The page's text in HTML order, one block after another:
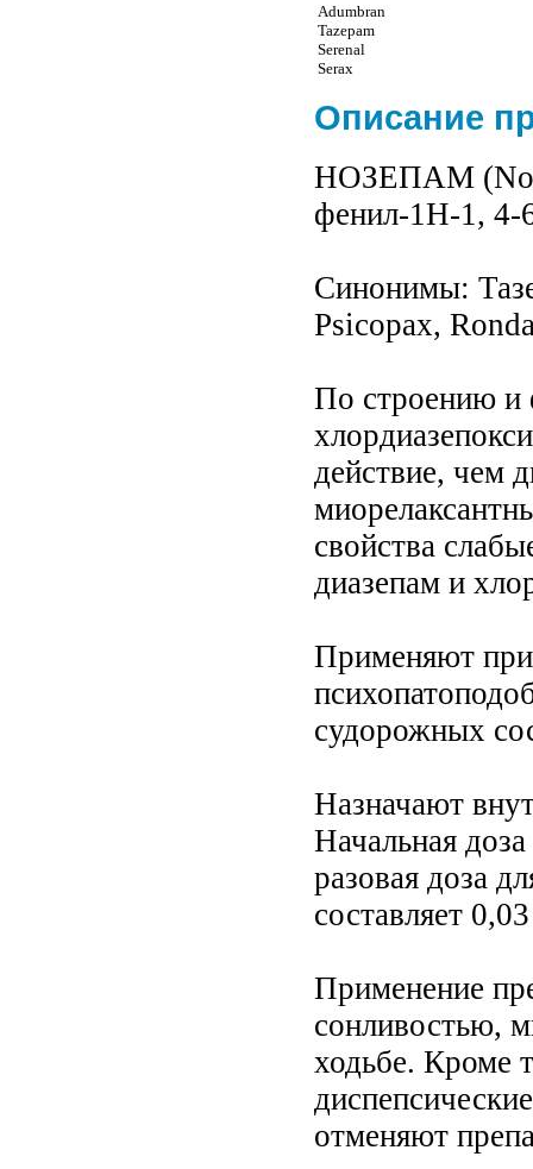
Adumbran
Tazepam
Serenal
Serax
Описание
НОЗЕПАМ
фенил-1Н-1, 4-
Синонимы:
Psicopax,
По строению и
действие, чем
свойства
диазепам и
Применяют при
судорожных
Назначают
Начальная
разовая доза
составляет
Применение
сонливостью,
ходьбе. Кроме
отменяют